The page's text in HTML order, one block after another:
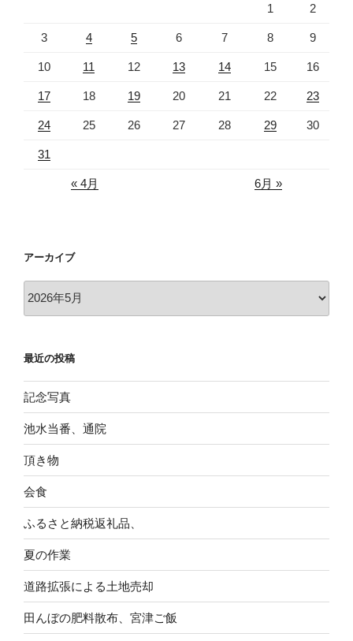
1 2
3 4 5 6 7 8 9
10 11 12 13 14 15 16
17 18 19 20 21 22 23
24 25 26 27 28 29 30
31
« 4月 6月 »
アーカイブ
ブ
最近の投稿
記念写真
池水当番、通院
頂き物
会食
ふるさと納税返礼品、
夏の作業
道路拡張による土地売却
田んぼの肥料散布、宮津ご飯